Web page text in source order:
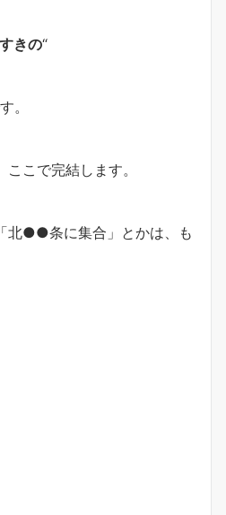
きの“
。
こで完結します。
北●●条に集合」とかは、も